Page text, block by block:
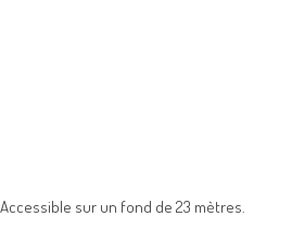
Accessible sur un fond de 23 mètres.